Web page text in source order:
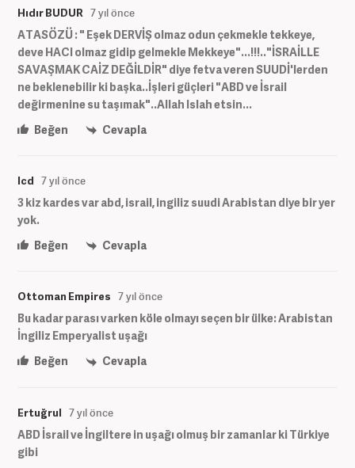
Hıdır BUDUR 7 yıl önce
ATASÖZÜ : " Eşek DERVİŞ olmaz odun çekmekle tekkeye,
deve HACI olmaz gidip gelmekle Mekkeye"...!!!.."İSRAİLLE
SAVAŞMAK CAİZ DEĞİLDİR" diye fetva veren SUUDİ'lerden
ne beklenebilir ki başka..İşleri güçleri "ABD ve İsrail
değirmenine su taşımak"..Allah Islah etsin...
Beğen
Cevapla
lcd 7 yıl önce
3 kiz kardes var abd, israil, ingiliz suudi Arabistan diye bir yer
yok.
Beğen
Cevapla
Ottoman Empires 7 yıl önce
Bu kadar parası varken köle olmayı seçen bir ülke: Arabistan
İngiliz Emperyalist uşağı
Beğen
Cevapla
Ertuğrul 7 yıl önce
ABD İsrail ve İngiltere in uşağı olmuş bir zamanlar ki Türkiye
gibi